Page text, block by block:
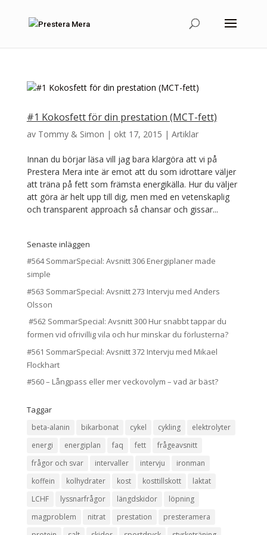
#1 Kokosfett för din prestation (MCT-fett)
av Tommy & Simon | okt 17, 2015 | Artiklar
Innan du börjar läsa vill jag bara klargöra att vi på
Prestera Mera inte är emot att du som idrottare väljer
att träna på fett som främsta energikälla. Hur du väljer
att göra är helt upp till dig, men med en vetenskaplig
och transparent approach så chansar och gissar...
Senaste inläggen
#564 SommarSpecial: Avsnitt 306 Energiplaner made
simple
#563 SommarSpecial: Avsnitt 273 Intervju med Anders
Olsson
#562 SommarSpecial: Avsnitt 300 Hur snabbt tappar du
formen vid ofrivillig vila och hur minskar du förlusterna?
#561 SommarSpecial: Avsnitt 372 Intervju med Mikael
Flockhart
#560 – Långpass eller mer veckovolym – vad är bäst?
Taggar
beta-alanin bikarbonat cykel cykling
elektrolyter
energi
energiplan faq fett
frågeavsnitt
frågor och svar
intervaller intervju
ironman
koffein
kolhydrater kost kosttillskott
laktat
LCHF
lyssnarfrågor längdskidor
löpning
magproblem
nitrat prestation
presteramera